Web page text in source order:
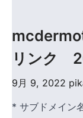
リンク
9月 9, 2022
* サブドメイン